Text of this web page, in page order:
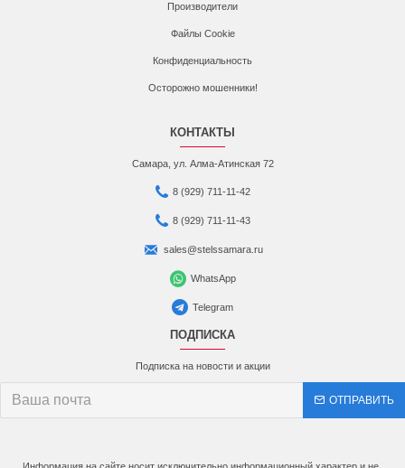
Производители
Файлы Cookie
Конфиденциальность
Осторожно мошенники!
КОНТАКТЫ
Самара, ул. Алма-Атинская 72
8 (929) 711-11-42
8 (929) 711-11-43
sales@stelssamara.ru
WhatsApp
Telegram
ПОДПИСКА
Подписка на новости и акции
ОТПРАВИТЬ